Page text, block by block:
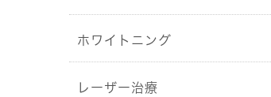
ホワイトニング
レーザー治療